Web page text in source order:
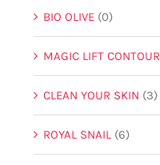
BIO OLIVE (0)
MAGIC LIFT CONTOUR
CLEAN YOUR SKIN (3)
ROYAL SNAIL (6)